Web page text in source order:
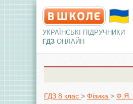
УКРАЇНСЬКІ ПІДРУЧНИКИ
ГДЗ ОНЛАЙН
ГДЗ 8 клас > Фізика > Ф.Я.